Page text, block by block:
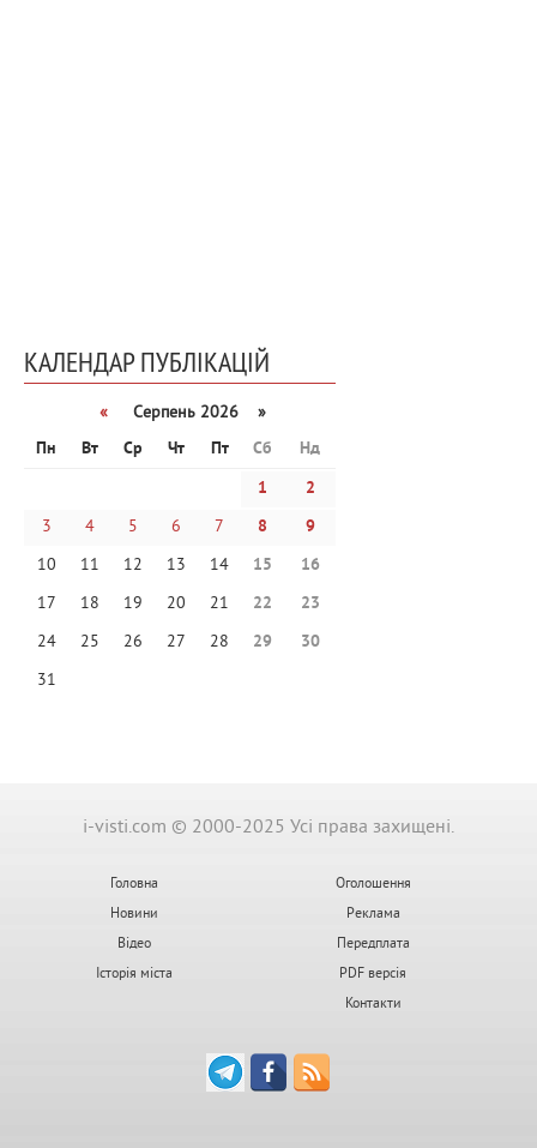
КАЛЕНДАР ПУБЛІКАЦІЙ
«
Серпень 2026 »
Пн
Вт Ср Чт Пт Сб
Нд
1
2
3
4 5 6 7 8
9
10
11 12 13 14 15
16
17
18 19 20 21 22
23
24
25 26 27 28 29
30
31
i-visti.com © 2000-2025 Усі права захищені.
Головна
Новини
Відео
Історія міста
Оголошення
Реклама
Передплата
PDF версія
Контакти